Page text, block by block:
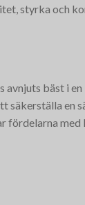
styrka och
avnjuts bäst i
säkerställa en
fördelarna med